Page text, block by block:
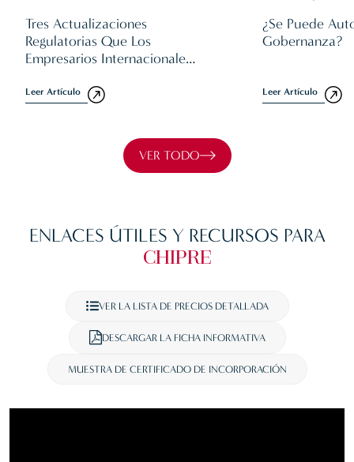
Tres Actualizaciones
Regulatorias Que Los
Empresarios Internacionales
Leer Artículo
¿Se Puede
Gobernanza?
Leer Artículo
VER TODO
ENLACES ÚTILES Y RECURSOS PARA
CHIPRE
VER LA LISTA DE PRECIOS DETALLADA
DESCARGAR LA FICHA INFORMATIVA
MUESTRA DE CERTIFICADO DE INCORPORACIÓN